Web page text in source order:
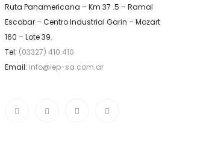
Ruta Panamericana – Km 37 .5 – Ramal
Escobar – Centro Industrial Garin – Mozart
160 – Lote 39.
Tel: (03327) 410.410
Email: info@iep-sa.com.ar